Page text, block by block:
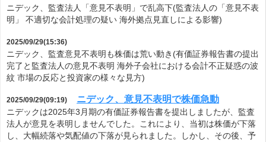
ニデック、監査法人「意見不表明」で乱高下(監査法人の「意見不表
明」 不適切な会計処理の疑い 海外拠点見直しによる影響)
2025/09/29(15:36)
ニデック、監査意見不表明も株価は荒い動き(有価証券報告書の提出
完了と監査法人の意見不表明 海外子会社における会計不正疑惑の波
紋 市場の反応と投資家の様々な見方)
2025/09/29(09:19) ニデック、意見不表明で株価急動
ニデックは2025年3月期の有価証券報告書を提出しましたが、監査
法人が意見を表明しませんでした。これにより、当初は株価が下落
し、大幅続落や気配値の下落が見られました。しかし、その後、予